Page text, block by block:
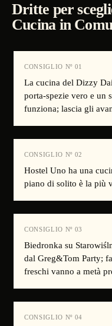
Dritte per
Cucina in
CONSIGLIO Nº 01
La cucina del Dizzy
porta-spezie vero e un
funziona; lascia gli
CONSIGLIO Nº 02
Hostel Uno ha una
piano di solito è la più
CONSIGLIO Nº 03
Biedronka su
dal Greg&Tom Party;
freschi vanno a metà
CONSIGLIO Nº 04